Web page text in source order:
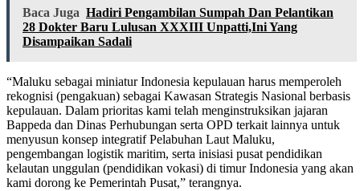
Baca Juga Hadiri Pengambilan Sumpah Dan Pelantikan
28 Dokter Baru Lulusan XXXIII Unpatti,Ini Yang
Disampaikan Sadali
“Maluku sebagai miniatur Indonesia kepulauan harus memperoleh
rekognisi (pengakuan) sebagai Kawasan Strategis Nasional berbasis
kepulauan. Dalam prioritas kami telah menginstruksikan jajaran
Bappeda dan Dinas Perhubungan serta OPD terkait lainnya untuk
menyusun konsep integratif Pelabuhan Laut Maluku,
pengembangan logistik maritim, serta inisiasi pusat pendidikan
kelautan unggulan (pendidikan vokasi) di timur Indonesia yang akan
kami dorong ke Pemerintah Pusat,” terangnya.